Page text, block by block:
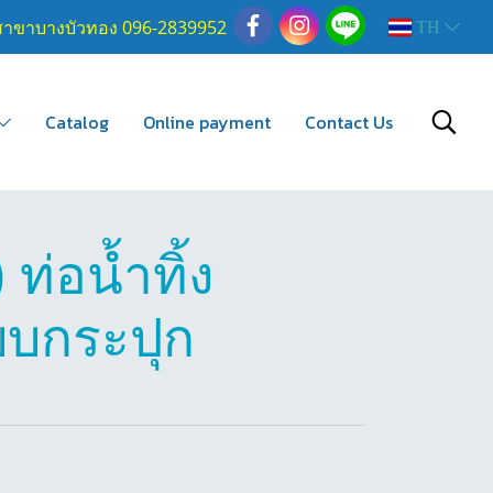
ขาบางบัวทอง 096-2839952 TH
Catalog Online payment Contact Us
ท่อน้ำทิ้ง
กระปุก